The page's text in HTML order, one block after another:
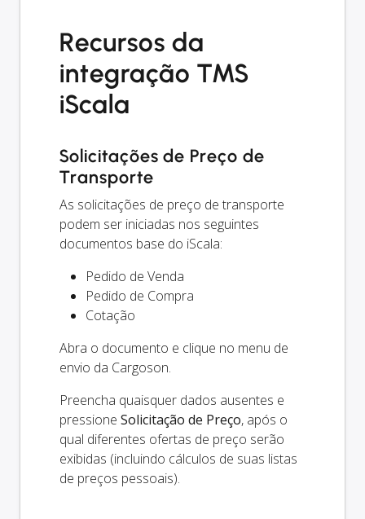
Recursos da
integração TMS
iScala
Solicitações de Preço de
Transporte
As solicitações de preço de transporte
podem ser iniciadas nos seguintes
documentos base do iScala:
Pedido de Venda
Pedido de Compra
Cotação
Abra o documento e clique no menu de
envio da Cargoson.
Preencha quaisquer dados ausentes e
pressione Solicitação de Preço, após o
qual diferentes ofertas de preço serão
exibidas (incluindo cálculos de suas listas
de preços pessoais).